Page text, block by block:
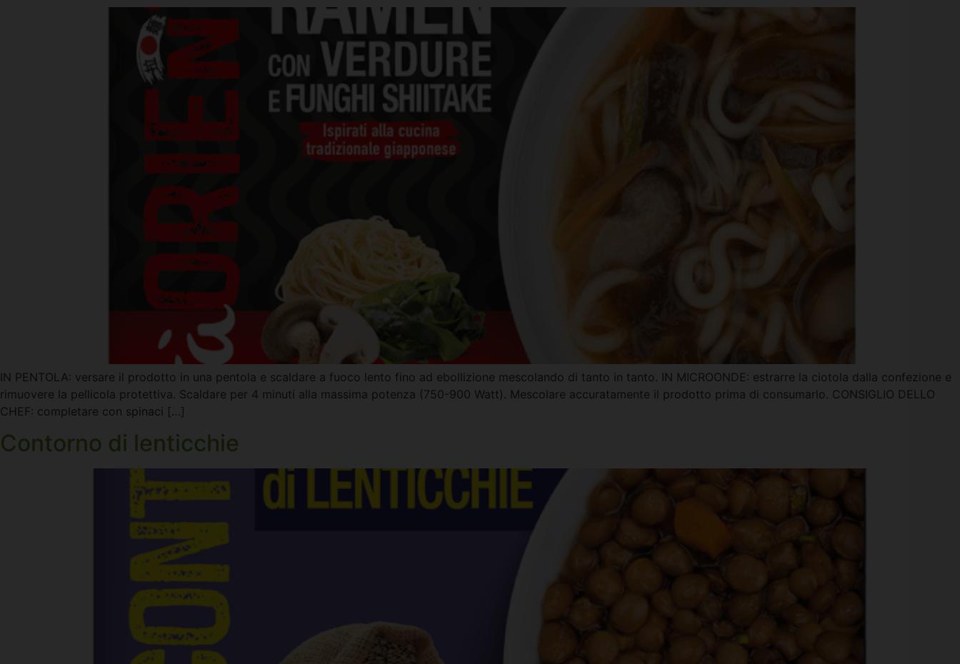
IN PENTOLA: versare il prodotto in una pentola e scaldare a fuoco lento fino ad ebollizione mescolando di tanto in tanto. IN MICROONDE: estrarre la ciotola dalla confezione e
rimuovere la pellicola protettiva. Scaldare per 4 minuti alla massima potenza (750-900 Watt). Mescolare accuratamente il prodotto prima di consumarlo. CONSIGLIO DELLO
CHEF: completare con spinaci […]
Contorno di lenticchie